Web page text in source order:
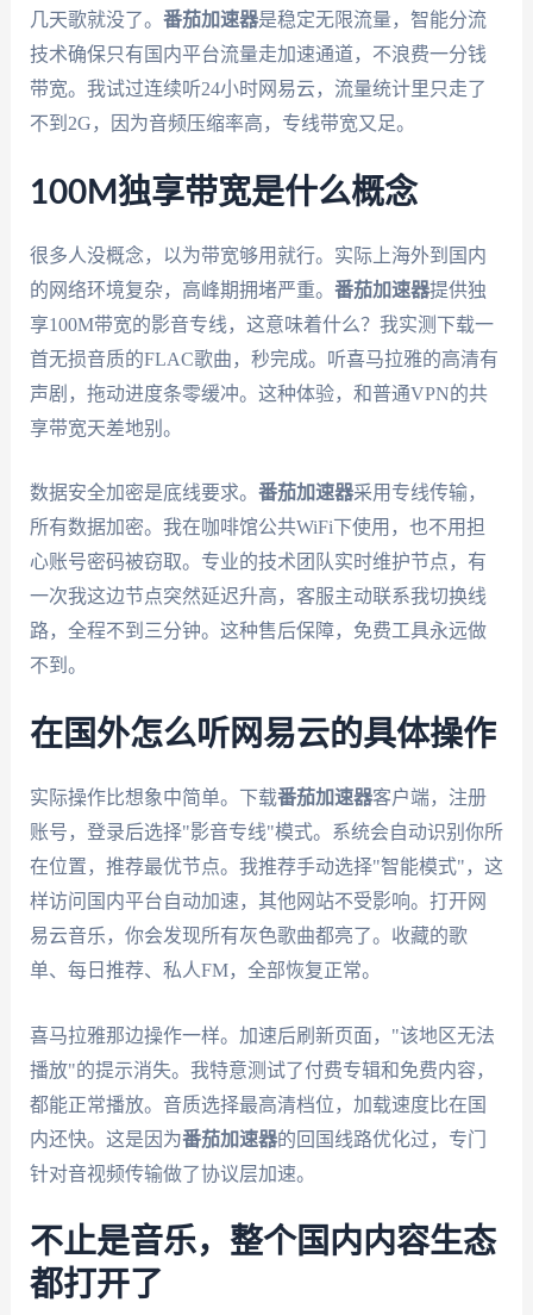
几天歌就没了。 番茄加速器是稳定无限流量，智能分流
技术确保只有国内平台流量走加速通道，不浪费一分钱
带宽。我试过连续听24小时网易云，流量统计里只走了
不到2G，因为音频压缩率高，专线带宽又足。
100M独享带宽是什么概念
很多人没概念，以为带宽够用就行。实际上海外到国内
的网络环境复杂，高峰期拥堵严重。 番茄加速器提供独
享100M带宽的影音专线，这意味着什么？我实测下载一
首无损音质的FLAC歌曲，秒完成。听喜马拉雅的高清有
声剧，拖动进度条零缓冲。这种体验，和普通VPN的共
享带宽天差地别。
数据安全加密是底线要求。 番茄加速器采用专线传输，
所有数据加密。我在咖啡馆公共WiFi下使用，也不用担
心账号密码被窃取。专业的技术团队实时维护节点，有
一次我这边节点突然延迟升高，客服主动联系我切换线
路，全程不到三分钟。这种售后保障，免费工具永远做
不到。
在国外怎么听网易云的具体操作
实际操作比想象中简单。下载番茄加速器客户端，注册
账号，登录后选择"影音专线"模式。系统会自动识别你所
在位置，推荐最优节点。我推荐手动选择"智能模式"，这
样访问国内平台自动加速，其他网站不受影响。打开网
易云音乐，你会发现所有灰色歌曲都亮了。收藏的歌
单、每日推荐、私人FM，全部恢复正常。
喜马拉雅那边操作一样。加速后刷新页面，"该地区无法
播放"的提示消失。我特意测试了付费专辑和免费内容，
都能正常播放。音质选择最高清档位，加载速度比在国
内还快。这是因为番茄加速器的回国线路优化过，专门
针对音视频传输做了协议层加速。
不止是音乐，整个国内内容生态
都打开了